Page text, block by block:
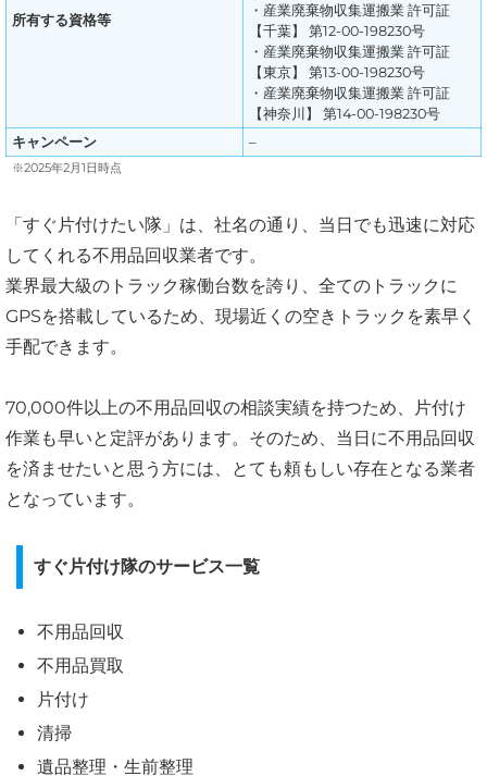
所有する資格等
・産業廃棄物収集運搬業 許可証
【千葉】 第12-00-198230号
・産業廃棄物収集運搬業 許可証
【東京】 第13-00-198230号
・産業廃棄物収集運搬業 許可証
【神奈川】 第14-00-198230号
キャンペーン
–
※2025年2月1日時点
「すぐ片付けたい隊」は、社名の通り、当日でも迅速に対応
してくれる不用品回収業者です。
業界最大級のトラック稼働台数を誇り、全てのトラックに
GPSを搭載しているため、現場近くの空きトラックを素早く
手配できます。
70,000件以上の不用品回収の相談実績を持つため、片付け
作業も早いと定評があります。そのため、当日に不用品回収
を済ませたいと思う方には、とても頼もしい存在となる業者
となっています。
すぐ片付け隊のサービス一覧
不用品回収
不用品買取
片付け
清掃
遺品整理・生前整理